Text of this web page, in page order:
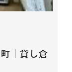
｜貸し倉